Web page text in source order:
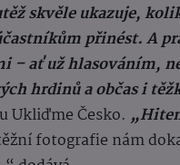
skvěle ukazuje,
přinést. A
– ať už hlasováním,
hrdinů a občas i
Ukliďme Česko.
fotografie nám